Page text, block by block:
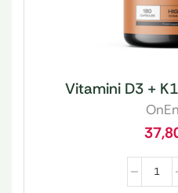
Vitamini D3 +